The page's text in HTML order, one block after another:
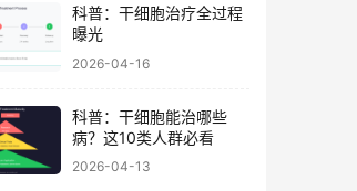
科普：干细胞治疗全过程
曝光
2026-04-16
科普：干细胞能治哪些
病？这10类人群必看
2026-04-13